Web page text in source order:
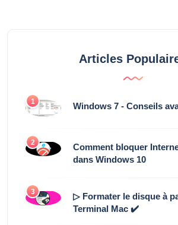
Articles
1 Windows 7 - Conseils
2
Comment bloquer
dans Windows 10
3
▷ Formater le disque à
Terminal Mac ✔️